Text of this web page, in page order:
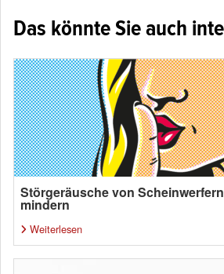
Das könnte Sie auch
Störgeräusche von
mindern
Weiterlesen